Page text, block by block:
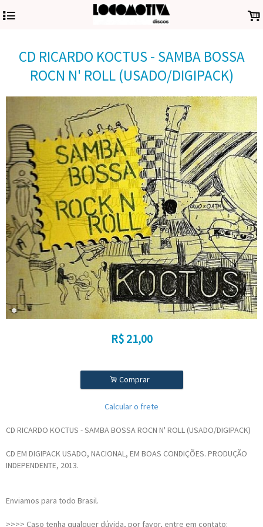
4 .
CD RICARDO KOCTUS - SAMBA BOSSA
ROCN N' ROLL (USADO/DIGIPACK)
R$ 21,00
. Comprar
Calcular o frete
CD RICARDO KOCTUS - SAMBA BOSSA ROCN N' ROLL (USADO/DIGIPACK)
CD EM DIGIPACK USADO, NACIONAL, EM BOAS CONDIÇÕES. PRODUÇÃO
INDEPENDENTE, 2013.
Enviamos para todo Brasil.
>>>> Caso tenha qualquer dúvida, por favor, entre em contato: